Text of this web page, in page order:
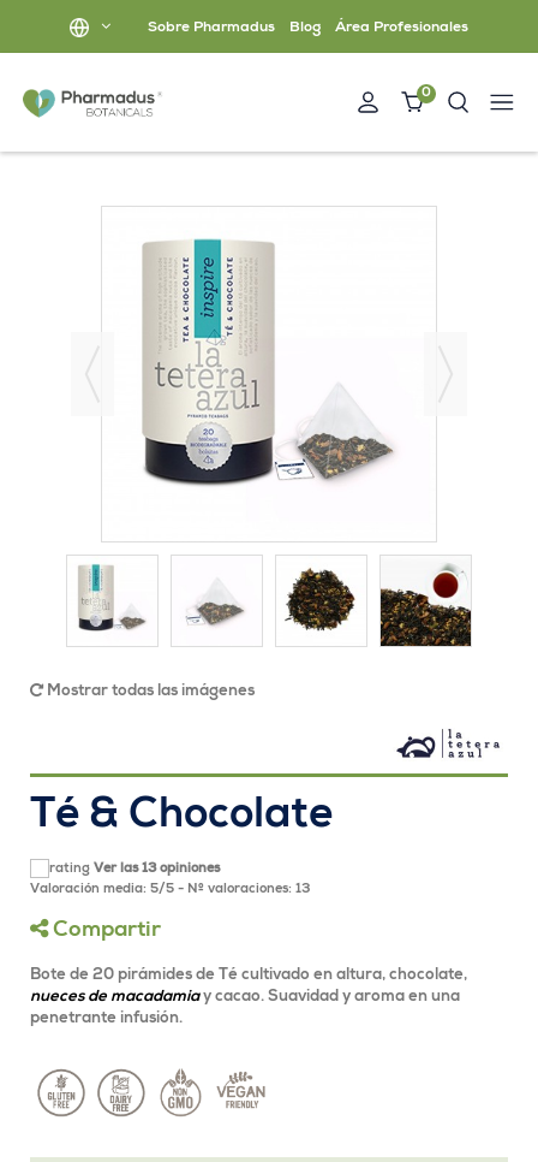
Sobre Pharmadus Blog Área Profesionales
0
Mostrar todas las imágenes
Té & Chocolate
Ver las 13 opiniones
Valoración media: 5/5 - Nº valoraciones: 13
Compartir
Bote de 20 pirámides de Té cultivado en altura, chocolate,
nueces de macadamiay cacao. Suavidad y aroma en una
penetrante infusión.